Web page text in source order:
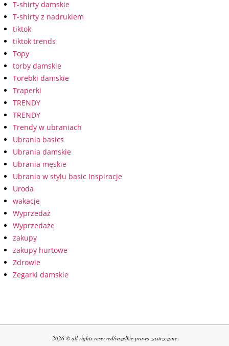
T-shirty damskie
T-shirty z nadrukiem
tiktok
tiktok trends
Topy
torby damskie
Torebki damskie
Traperki
TRENDY
TRENDY
Trendy w ubraniach
Ubrania basics
Ubrania damskie
Ubrania męskie
Ubrania w stylu basic Inspiracje
Uroda
wakacje
Wyprzedaż
Wyprzedaże
zakupy
zakupy hurtowe
Zdrowie
Zegarki damskie
2026 © all rights reserved/wszelkie prawa zastrzeżone